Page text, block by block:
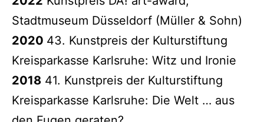
Stadtmuseum Düsseldorf (Müller & Sohn)
2020 43. Kunstpreis der Kulturstiftung
Kreisparkasse Karlsruhe: Witz und Ironie
2018 41. Kunstpreis der Kulturstiftung
Kreisparkasse Karlsruhe: Die Welt … aus